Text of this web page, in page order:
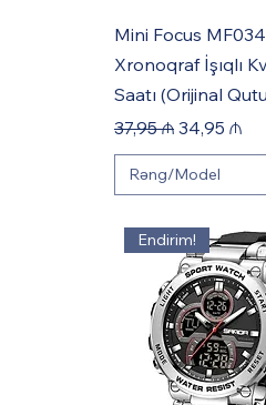
Mini Focus
Xronoqraf İşıqlı
Saatı (Orijinal
Regular Price
37,95 ₼ Sale Price
34,95 ₼
Rəng/Model
Endirim!